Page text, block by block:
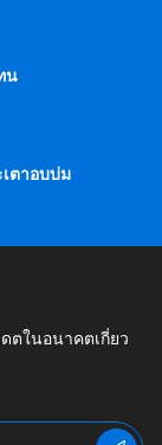
น
ตาอบบ่ม
ตในอนาคตเกี่ยว